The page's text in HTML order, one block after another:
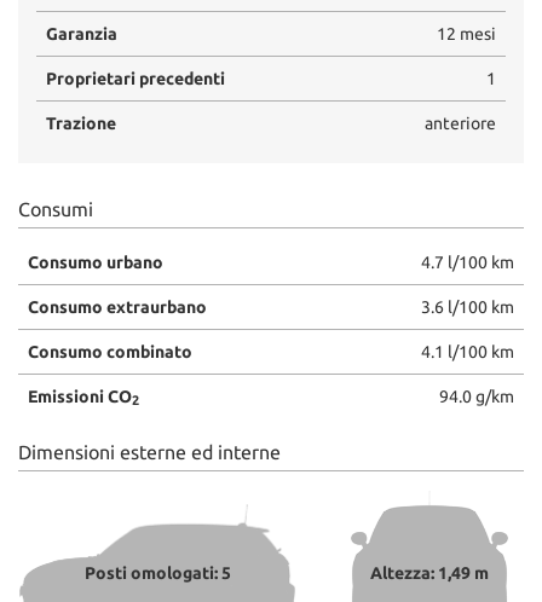
Garanzia 12 mesi
Proprietari precedenti 1
Trazione anteriore
Consumi
Consumo urbano 4.7 l/100 km
Consumo extraurbano 3.6 l/100 km
Consumo combinato 4.1 l/100 km
Emissioni CO2 94.0 g/km
Dimensioni esterne ed interne
Posti omologati: 5 Altezza: 1,49 m